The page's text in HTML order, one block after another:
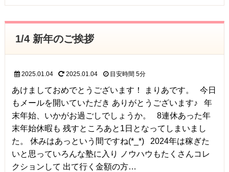
1/4 新年のご挨拶
2025.01.04 2025.01.04 目安時間 5分
あけましておめでとうございます！ まりあです。 今日
もメールを開いていただき ありがとうございます♪ 年
末年始、いかがお過ごしでしょうか。 8連休あった年
末年始休暇も 残すところあと1日となってしまいまし
た。 休みはあっという間ですね(*_*) 2024年は稼ぎた
いと思っていろんな塾に入り ノウハウもたくさんコレ
クションして 出て行く金額の方…